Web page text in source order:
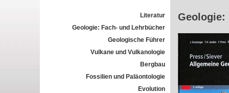
Literatur
Geologie: Fach- und Lehrbücher
Geologische Führer
Vulkane und Vulkanologie
Bergbau
Fossilien und Paläontologie
Evolution
Geologie: